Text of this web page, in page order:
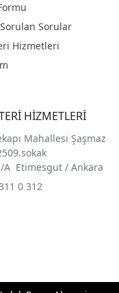
Sorulan Sorular
Hizmetleri
HİZMETLERİ
Mahallesi Şaşmaz
A Etimesgut / Ankara
0 312